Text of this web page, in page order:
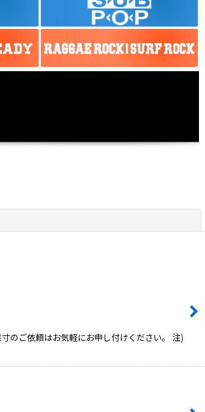
のご依頼はお気軽にお申し付けください。 注)